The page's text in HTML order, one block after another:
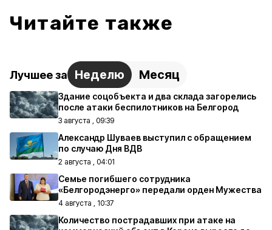
Читайте также
Лучшее за Неделю Месяц
Здание соцобъекта и два склада загорелись
после атаки беспилотников на Белгород
3 августа , 09:39
Александр Шуваев выступил с обращением
по случаю Дня ВДВ
2 августа , 04:01
Семье погибшего сотрудника
«Белгородэнерго» передали орден Мужества
4 августа , 10:37
Количество пострадавших при атаке на